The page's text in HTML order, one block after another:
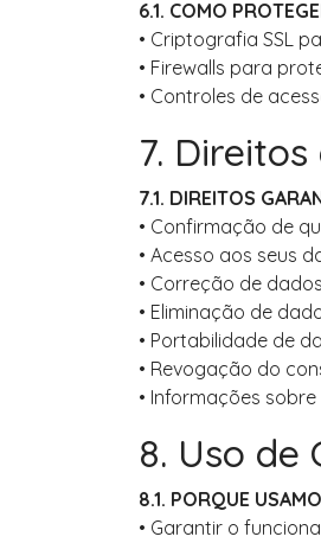
6.1. COMO
• Criptografia SSL
• Firewalls para
• Controles de
7.
7.1. DIREITOS
• Confirmação de
• Acesso aos seus
• Correção de
• Eliminação de
• Portabilidade de
• Revogação do
• Informações
8. Uso de
8.1. PORQUE
• Garantir o